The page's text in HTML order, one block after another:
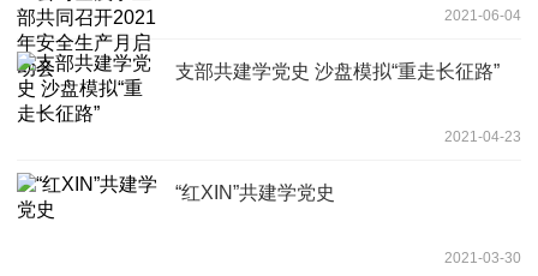
2021-06-04
支部共建学党史 沙盘模拟“重走长征路”
2021-04-23
“红XIN”共建学党史
2021-03-30